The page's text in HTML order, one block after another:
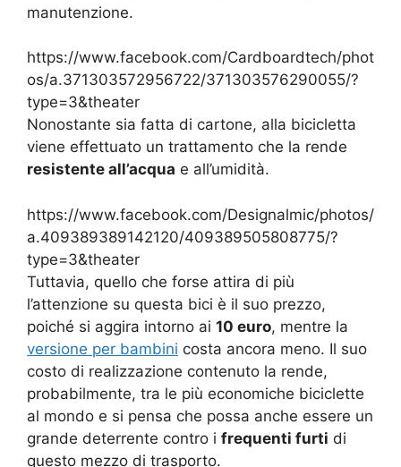
manutenzione.
https://www.facebook.com/Cardboardtech/phot
os/a.371303572956722/371303576290055/?
type=3&theater
Nonostante sia fatta di cartone, alla bicicletta
viene effettuato un trattamento che la rende
resistente all’acqua e all’umidità.
https://www.facebook.com/Designalmic/photos/
a.409389389142120/409389505808775/?
type=3&theater
Tuttavia, quello che forse attira di più
l’attenzione su questa bici è il suo prezzo,
poiché si aggira intorno ai 10 euro, mentre la
versione per bambini costa ancora meno. Il suo
costo di realizzazione contenuto la rende,
probabilmente, tra le più economiche biciclette
al mondo e si pensa che possa anche essere un
grande deterrente contro i frequenti furti di
questo mezzo di trasporto.